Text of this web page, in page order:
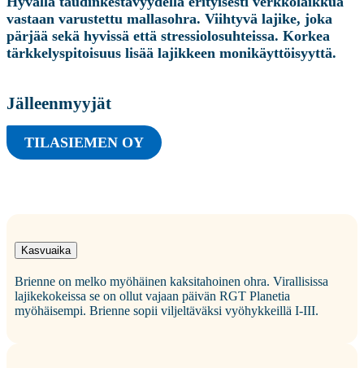
vastaan varustettu mallasohra. Viihtyvä lajike, joka
pärjää sekä hyvissä että stressiolosuhteissa. Korkea
tärkkelyspitoisuus lisää lajikkeen monikäyttöisyyttä.
Jälleenmyyjät
TILASIEMEN OY
Kasvuaika
Brienne on melko myöhäinen kaksitahoinen ohra. Virallisissa
lajikekokeissa se on ollut vajaan päivän RGT Planetia
myöhäisempi. Brienne sopii viljeltäväksi vyöhykkeillä I-III.